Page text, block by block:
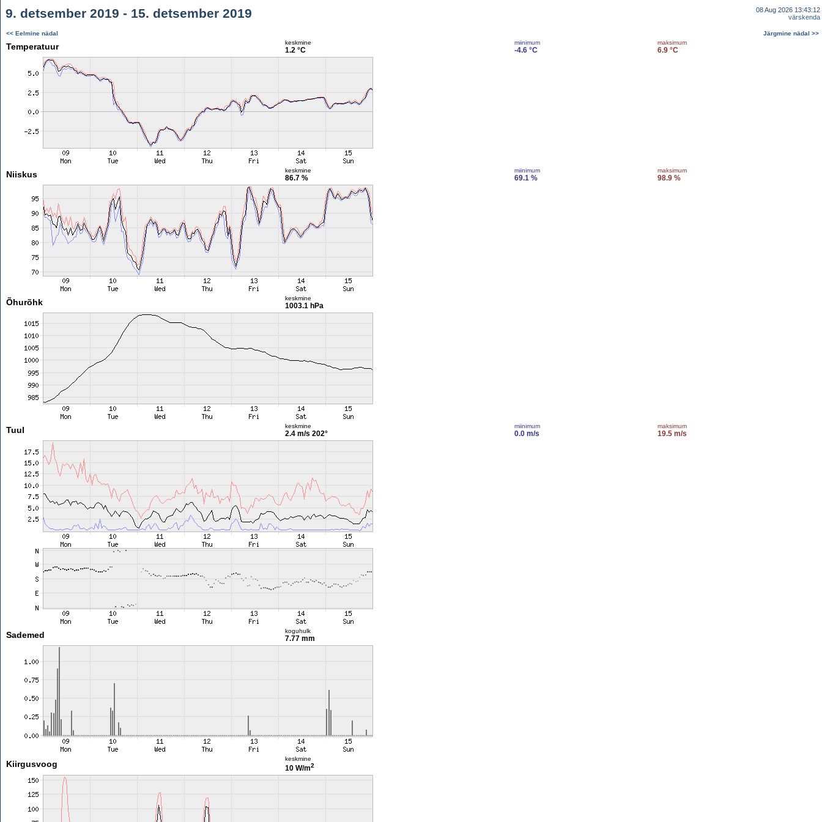
9. detsember 2019 - 15. detsember 2019
08 Aug 2026 13:43:12
värskenda
<< Eelmine nädal Järgmine nädal >>
Temperatuur keskmine
1.2 °C
miinimum
-4.6 °C
maksimum
6.9 °C
Niiskus keskmine
86.7 %
miinimum
69.1 %
maksimum
98.9 %
Õhurõhk keskmine
1003.1 hPa
Tuul keskmine
2.4 m/s 202°
miinimum
0.0 m/s
maksimum
19.5 m/s
Sademed koguhulk
7.77 mm
Kiirgusvoog
keskmine
10 W/m2